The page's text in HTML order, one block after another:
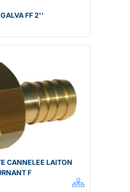
FF 2''
CANNELEE LAITON
F